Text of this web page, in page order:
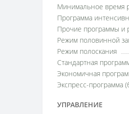
Минимальное время
Программа
Прочие программы и
Режим половинной
Режим полоскания
Стандартная
Экономичная
Экспресс-программа
УПРАВЛЕНИЕ